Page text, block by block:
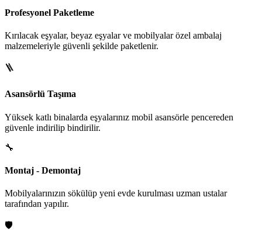
Profesyonel Paketleme
Kırılacak eşyalar, beyaz eşyalar ve mobilyalar özel ambalaj
malzemeleriyle güvenli şekilde paketlenir.
🪜
Asansörlü Taşıma
Yüksek katlı binalarda eşyalarınız mobil asansörle pencereden
güvenle indirilip bindirilir.
🔧
Montaj - Demontaj
Mobilyalarınızın sökülüp yeni evde kurulması uzman ustalar
tarafından yapılır.
🛡️